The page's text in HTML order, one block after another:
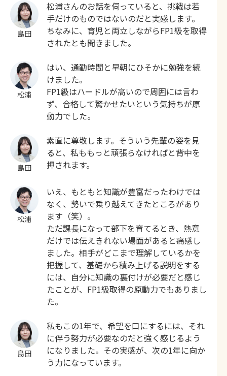
島田
松浦さんのお話を伺っていると、挑戦は若
手だけのものではないのだと実感します。
ちなみに、育児と両立しながらFP1級を取得
されたとも聞きました。
松浦
はい、通勤時間と早朝にひそかに勉強を続
けました。
FP1級はハードルが高いので周囲には言わ
ず、合格して驚かせたいという気持ちが原
動力でした。
島田
素直に尊敬します。そういう先輩の姿を見
ると、私ももっと頑張らなければと背中を
押されます。
松浦
いえ、もともと知識が豊富だったわけでは
なく、勢いで乗り越えてきたところがあり
ます（笑）。
ただ課長になって部下を育てるとき、熱意
だけでは伝えきれない場面があると痛感し
ました。相手がどこまで理解しているかを
把握して、基礎から積み上げる説明をする
には、自分に知識の裏付けが必要だと感じ
たことが、FP1級取得の原動力でもありまし
た。
島田
私もこの1年で、希望を口にするには、それ
に伴う努力が必要なのだと強く感じるよう
になりました。その実感が、次の1年に向か
う力になっています。